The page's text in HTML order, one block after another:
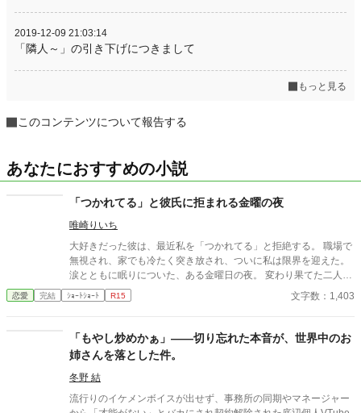
2019-12-09 21:03:14
「隣人～」の引き下げにつきまして
もっと見る
このコンテンツについて報告する
あなたにおすすめの小説
「つかれてる」と彼氏に拒まれる金曜の夜
唯崎りいち
大好きだった彼は、最近私を「つかれてる」と拒絶する。 職場で
無視され、家でも冷たく突き放され、ついに私は限界を迎えた。
涙とともに眠りについた、ある金曜日の夜。 変わり果てた二人の
関係は、予想もしない結末を迎える。
恋愛 完結 ｼｮｰﾄｼｮｰﾄ R15 文字数：1,403
「もやし炒めかぁ」——切り忘れた本音が、世界中のお
姉さんを落とした件。
冬野 結
流行りのイケメンボイスが出せず、事務所の同期やマネージャー